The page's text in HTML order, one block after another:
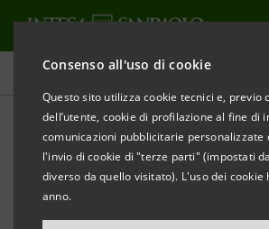
Consenso all'uso di cookie
Questo sito utilizza cookie tecnici e, previo
dell’utente, cookie di profilazione al fine di
comunicazioni pubblicitarie personalizzate
l'invio di cookie di "terze parti" (impostati
diverso da quello visitato). L'uso dei cookie
anno.
Investor relations
IR Policy
STAMPA AGGIORNA